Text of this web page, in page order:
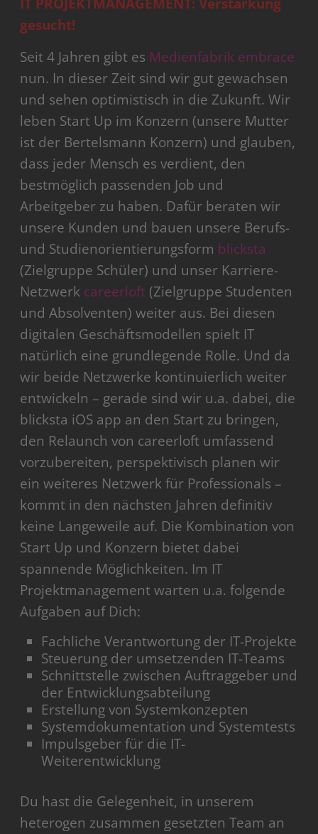
gesucht!
Seit 4 Jahren gibt es Medienfabrik embrace
nun. In dieser Zeit sind wir gut gewachsen
und sehen optimistisch in die Zukunft. Wir
leben Start Up im Konzern (unsere Mutter
ist der Bertelsmann Konzern) und glauben,
dass jeder Mensch es verdient, den
bestmöglich passenden Job und
Arbeitgeber zu haben. Dafür beraten wir
unsere Kunden und bauen unsere Berufs-
und Studienorientierungsform blicksta
(Zielgruppe Schüler) und unser Karriere-
Netzwerk careerloft (Zielgruppe Studenten
und Absolventen) weiter aus. Bei diesen
digitalen Geschäftsmodellen spielt IT
natürlich eine grundlegende Rolle. Und da
wir beide Netzwerke kontinuierlich weiter
entwickeln – gerade sind wir u.a. dabei, die
blicksta iOS app an den Start zu bringen,
den Relaunch von careerloft umfassend
vorzubereiten, perspektivisch planen wir
ein weiteres Netzwerk für Professionals –
kommt in den nächsten Jahren definitiv
keine Langeweile auf. Die Kombination von
Start Up und Konzern bietet dabei
spannende Möglichkeiten. Im IT
Projektmanagement warten u.a. folgende
Aufgaben auf Dich:
Fachliche Verantwortung der IT-Projekte
Steuerung der umsetzenden IT-Teams
Schnittstelle zwischen Auftraggeber und
der Entwicklungsabteilung
Erstellung von Systemkonzepten
Systemdokumentation und Systemtests
Impulsgeber für die IT-
Weiterentwicklung
Du hast die Gelegenheit, in unserem
heterogen zusammen gesetzten Team an